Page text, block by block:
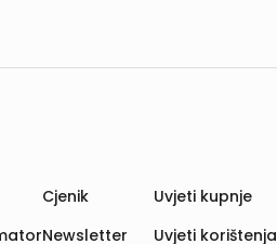
Cjenik
Newsletter
Uvjeti kupnje
Uvjeti korištenja